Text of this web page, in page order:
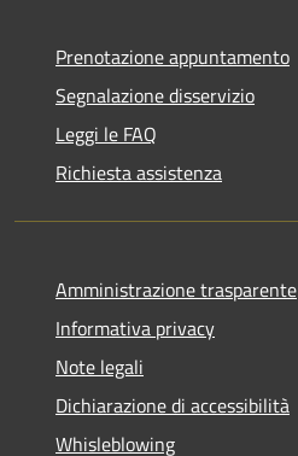
Prenotazione appuntamento
Segnalazione disservizio
Leggi le FAQ
Richiesta assistenza
Amministrazione trasparente
Informativa privacy
Note legali
Dichiarazione di accessibilità
Whisleblowing